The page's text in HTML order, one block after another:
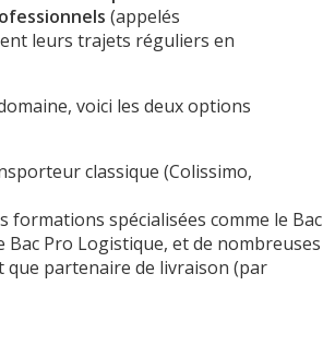
(appelés
leurs trajets réguliers en
voici les deux options
classique (Colissimo,
formations spécialisées comme le Bac
Pro Logistique, et de nombreuses
partenaire de livraison (par